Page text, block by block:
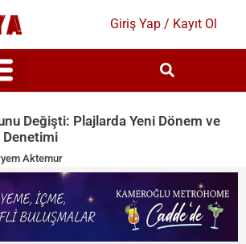
Giriş Yap / Kayıt Ol
Yeni Dönem ve
2
Uzay